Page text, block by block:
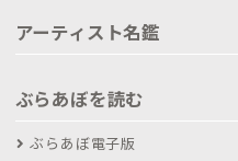
アーティスト名鑑
ぶらあぼを読む
ぶらあぼ電子版